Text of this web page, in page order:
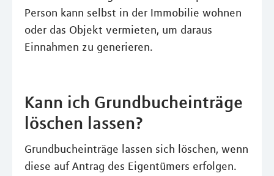
Person kann selbst in der Immobilie wohnen
oder das Objekt vermieten, um daraus
Einnahmen zu generieren.
Kann ich Grundbucheinträge
löschen lassen?
Grundbucheinträge lassen sich löschen, wenn
diese auf Antrag des Eigentümers erfolgen.